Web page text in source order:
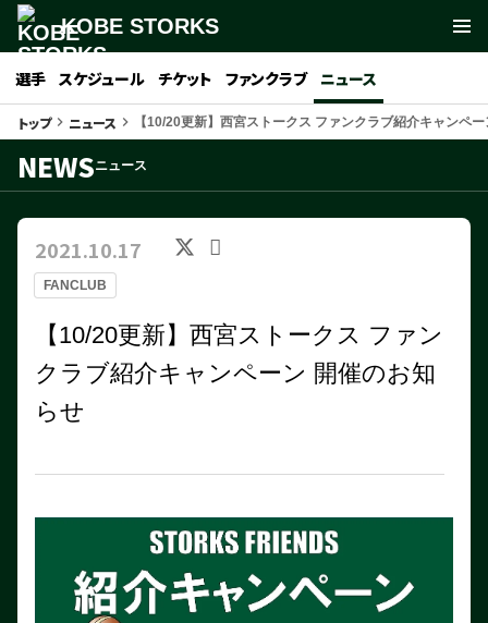
KOBE STORKS
選手 スケジュール チケット ファンクラブ ニュース
トップkeyboard_arrow_right ニュース keyboard_arrow_right 【10/20更新】西宮ストークス ファンクラブ紹介キャンペ
NEWSニュース
FANCLUB
2021.10.17
【10/20更新】西宮ストークス ファン
クラブ紹介キャンペーン 開催のお知
らせ